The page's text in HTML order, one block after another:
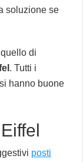
soluzione se
di
. Tutti i
hanno buone
posti